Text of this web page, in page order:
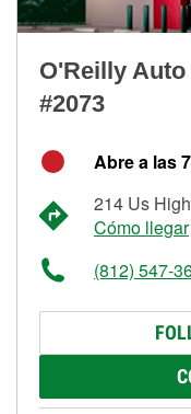
O'Reilly
#2073
Abre a las
214 Us
Cómo llegar
(812) 547-